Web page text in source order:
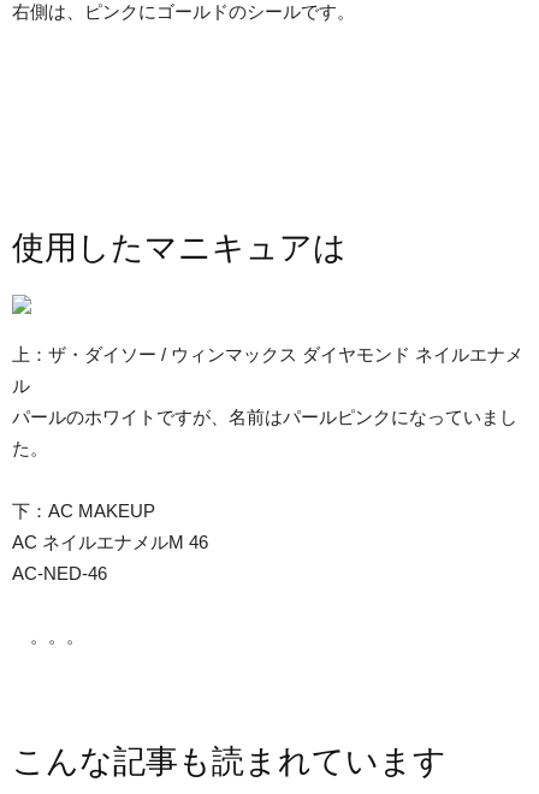
右側は、ピンクにゴールドのシールです。
使用したマニキュアは
上：ザ・ダイソー / ウィンマックス ダイヤモンド ネイルエナメ
ル
パールのホワイトですが、名前はパールピンクになっていまし
た。
下：AC MAKEUP
AC ネイルエナメルM 46
AC-NED-46
。。。
こんな記事も読まれています